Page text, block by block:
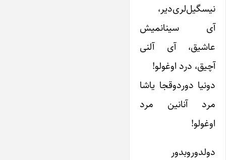
نیسگیل‌لری‌دیر،
آی سینانمیش
عاشیق، آی آلنی
آچیق، درد اوغولو!
دونیا دوردوقجا یاشا
مرد آنانین مرد
اوغولو!
دولدوروبدور